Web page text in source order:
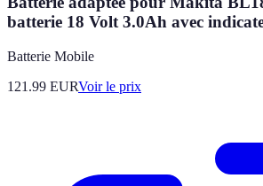
batterie 18 Volt 3.0Ah avec
Batterie Mobile
121.99 EURVoir le prix